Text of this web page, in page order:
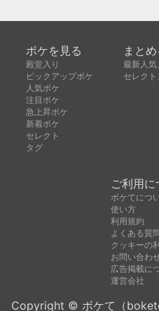
ボケを見る
殿堂入り
ピックアップボケ
人気ボケ
注目ボケ
急上昇ボケ
新着ボケ
セレクト
タグ
まと
最新人気
セレクト
ご利用に
ボケてにつ
使い方
利用規約
よくある質
クッキーの
お問い合わ
広告掲載に
運営会社
Copyright © ボケて（